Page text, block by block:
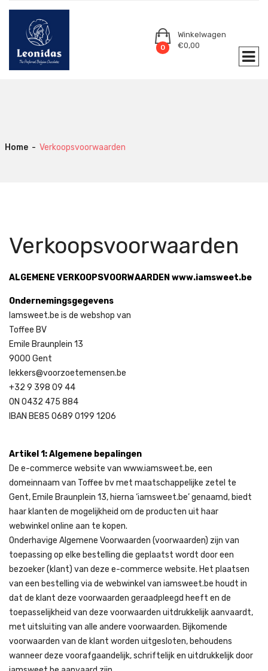
0
Winkelwagen
€0,00
Home - Verkoopsvoorwaarden
Verkoopsvoorwaarden
ALGEMENE VERKOOPSVOORWAARDEN www.iamsweet.be
Ondernemingsgegevens
Iamsweet.be is de webshop van
Toffee BV
Emile Braunplein 13
9000 Gent
lekkers@voorzoetemensen.be
+32 9 398 09 44
ON 0432 475 884
IBAN BE85 0689 0199 1206
Artikel 1: Algemene bepalingen
De e-commerce website van www.iamsweet.be, een
domeinnaam van Toffee bv met maatschappelijke zetel te
Gent, Emile Braunplein 13, hierna ‘iamsweet.be’ genaamd, biedt
haar klanten de mogelijkheid om de producten uit haar
webwinkel online aan te kopen.
Onderhavige Algemene Voorwaarden (voorwaarden) zijn van
toepassing op elke bestelling die geplaatst wordt door een
bezoeker (klant) van deze e-commerce website. Het plaatsen
van een bestelling via de webwinkel van iamsweet.be houdt in
dat de klant deze voorwaarden geraadpleegd heeft en de
toepasselijkheid van deze voorwaarden uitdrukkelijk aanvaardt,
met uitsluiting van alle andere voorwaarden. Bijkomende
voorwaarden van de klant worden uitgesloten, behoudens
wanneer deze voorafgaandelijk, schriftelijk en uitdrukkelijk door